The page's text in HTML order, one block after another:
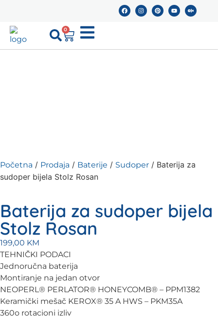
0
Početna / Prodaja / Baterije / Sudoper / Baterija za
sudoper bijela Stolz Rosan
Baterija za sudoper bijela
Stolz Rosan
199,00 KM
TEHNIČKI PODACI
Jednoručna baterija
Montiranje na jedan otvor
NEOPERL® PERLATOR® HONEYCOMB® – PPM1382
Keramički mešač KEROX® 35 A HWS – PKM35A
360o rotacioni izliv